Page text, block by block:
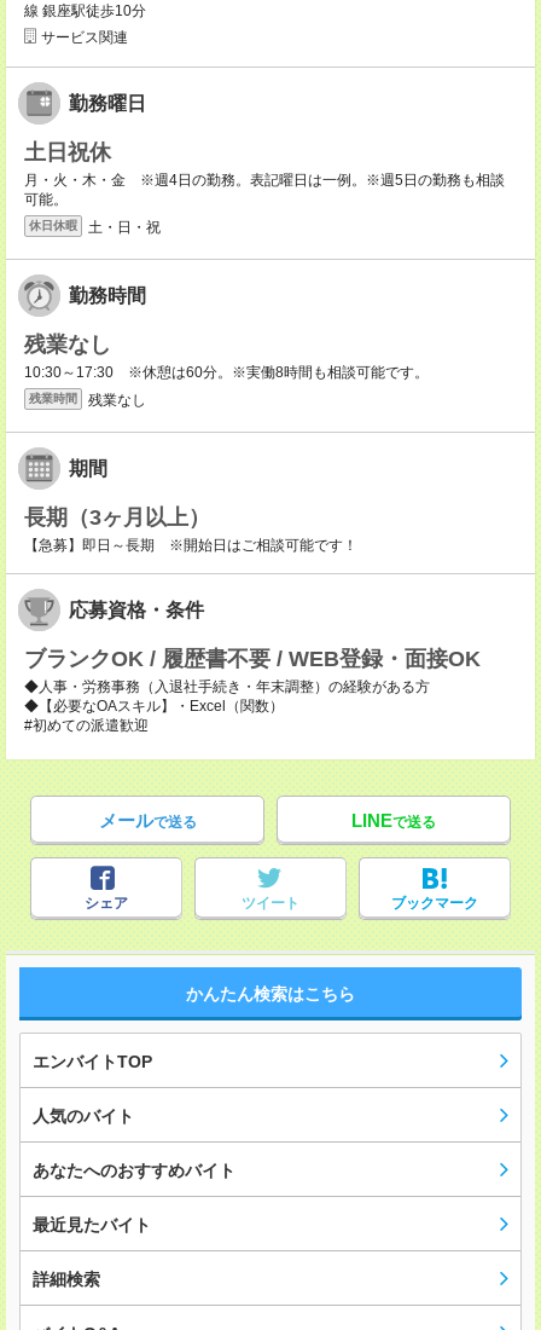
線 銀座駅徒歩10分
サービス関連
勤務曜日
土日祝休
月・火・木・金 ※週4日の勤務。表記曜日は一例。※週5日の勤務も相談
可能。
休日休暇 土・日・祝
勤務時間
残業なし
10:30～17:30 ※休憩は60分。※実働8時間も相談可能です。
残業時間 残業なし
期間
長期（3ヶ月以上）
【急募】即日～長期 ※開始日はご相談可能です！
応募資格・条件
ブランクOK / 履歴書不要 / WEB登録・面接OK
◆人事・労務事務（入退社手続き・年末調整）の経験がある方
◆【必要なOAスキル】・Excel（関数）
#初めての派遣歓迎
メールで送る LINEで送る
シェア ツイート ブックマーク
かんたん検索はこちら
エンバイトTOP
人気のバイト
あなたへのおすすめバイト
最近見たバイト
詳細検索